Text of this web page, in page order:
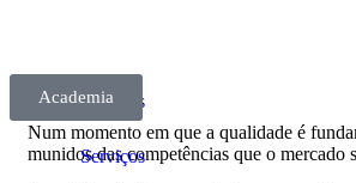
Sobre Nós
Serviços
Academia
Num momento em que a qualidade é
munidos das competências que o mercado